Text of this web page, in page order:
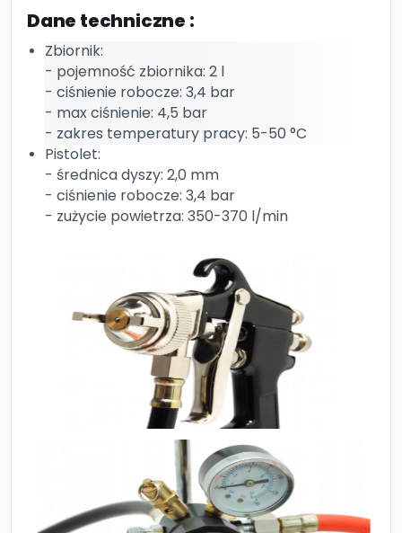
Dane techniczne :
Zbiornik:
- pojemność zbiornika: 2 l
- ciśnienie robocze: 3,4 bar
- max ciśnienie: 4,5 bar
- zakres temperatury pracy: 5-50 °C
Pistolet:
- średnica dyszy: 2,0 mm
- ciśnienie robocze: 3,4 bar
- zużycie powietrza: 350-370 l/min